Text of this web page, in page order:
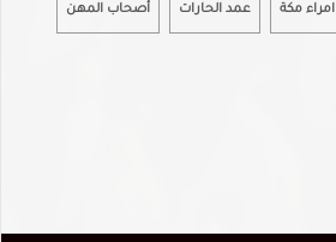
امراء مكة عمد الحارات أصحاب المهن